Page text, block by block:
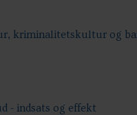
kriminalitetskultur og
- indsats og effekt